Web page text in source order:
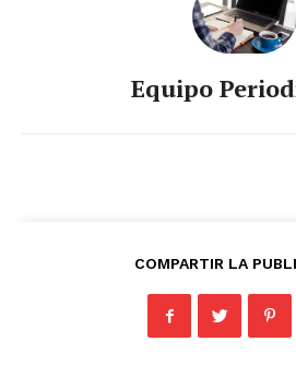
Equipo
COMPARTIR LA